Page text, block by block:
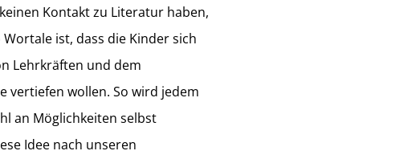
Kontakt zu Literatur haben,
ist, dass die Kinder sich
Lehrkräften und dem
vertiefen wollen. So wird jedem
an Möglichkeiten selbst
Idee nach unseren